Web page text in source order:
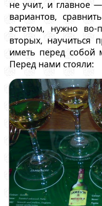
не учит, и главное
вариантов,
эстетом, нужно во-
вторых, научиться
иметь перед собой
Перед нами стояли: